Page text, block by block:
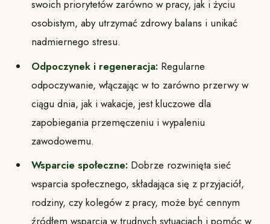
swoich priorytetów zarówno w pracy, jak i życiu
osobistym, aby utrzymać zdrowy balans i unikać
nadmiernego stresu.
Odpoczynek i regeneracja: Regularne
odpoczywanie, włączając w to zarówno przerwy w
ciągu dnia, jak i wakacje, jest kluczowe dla
zapobiegania przemęczeniu i wypaleniu
zawodowemu.
Wsparcie społeczne: Dobrze rozwinięta sieć
wsparcia społecznego, składająca się z przyjaciół,
rodziny, czy kolegów z pracy, może być cennym
źródłem wsparcia w trudnych sytuacjach i pomóc w